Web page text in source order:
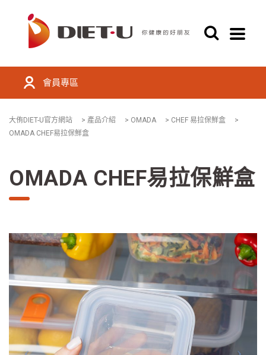
會員專區
大侑DIET-U官方網站 > 產品介紹 > OMADA > CHEF 易拉保鮮盒
>
OMADA CHEF易拉保鮮盒
OMADA CHEF易拉保鮮盒